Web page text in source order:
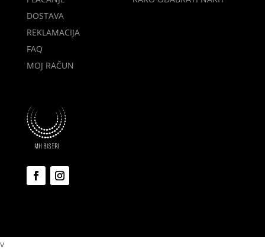
DOSTAVA
REKLAMACIJA
FAQ
MOJ RAČUN
v